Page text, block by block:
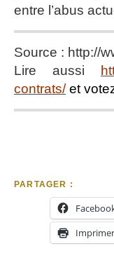
entre l’abus
Source : http://
Lire aussi
contrats/ et
PARTAGER :
Imprimer